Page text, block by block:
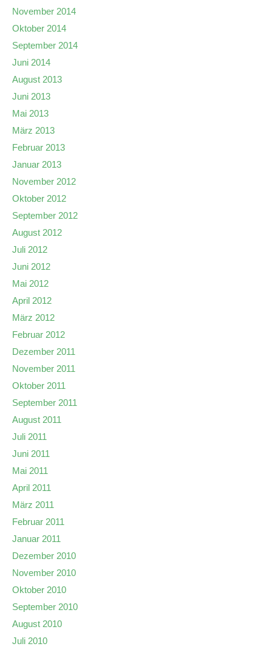
November 2014
Oktober 2014
September 2014
Juni 2014
August 2013
Juni 2013
Mai 2013
März 2013
Februar 2013
Januar 2013
November 2012
Oktober 2012
September 2012
August 2012
Juli 2012
Juni 2012
Mai 2012
April 2012
März 2012
Februar 2012
Dezember 2011
November 2011
Oktober 2011
September 2011
August 2011
Juli 2011
Juni 2011
Mai 2011
April 2011
März 2011
Februar 2011
Januar 2011
Dezember 2010
November 2010
Oktober 2010
September 2010
August 2010
Juli 2010